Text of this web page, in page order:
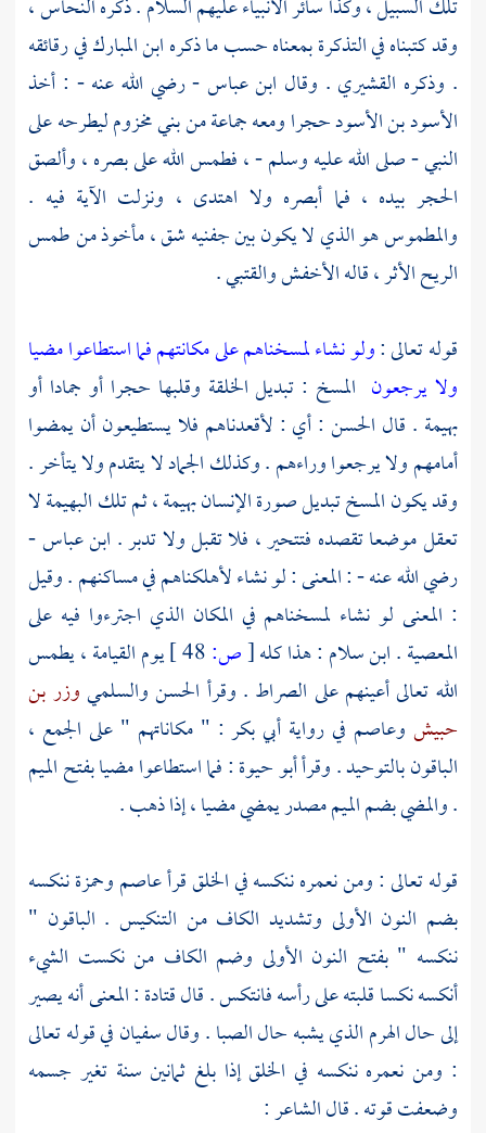
تلك السبيل ، وكذا سائر الأنبياء عليهم السلام . ذكرهالنحاس،
وقد كتبناه في التذكرة بمعناه حسب ما ذكرهابن المباركفي رقائقه
. وذكره القشيري . وقال ابن عباس- رضي الله عنه - : أخذ
الأسود بن الأسودحجرا ومعه جماعة منبني مخزومليطرحه على
النبي - صلى الله عليه وسلم - ، فطمس الله على بصره ، وألصق
الحجر بيده ، فما أبصره ولا اهتدى ، ونزلت الآية فيه .
والمطموس هو الذي لا يكون بين جفنيه شق ، مأخوذ من طمس
الريح الأثر ، قالهالأخفشوالقتبي.
قوله تعالى :ولو نشاء لمسخناهم على مكانتهم فما استطاعوا مضيا
ولا يرجعون المسخ : تبديل الخلقة وقلبها حجرا أو جمادا أو
بهيمة . قال الحسن : أي : لأقعدناهم فلا يستطيعون أن يمضوا
أمامهم ولا يرجعوا وراءهم . وكذلك الجماد لا يتقدم ولا يتأخر .
وقد يكون المسخ تبديل صورة الإنسان بهيمة ، ثم تلك البهيمة لا
تعقل موضعا تقصده فتتحير ، فلا تقبل ولا تدبر . ابن عباس-
رضي الله عنه - : المعنى : لو نشاء لأهلكناهم في مساكنهم . وقيل
: المعنى لو نشاء لمسخناهم في المكان الذي اجترءوا فيه على
المعصية .ابن سلام : هذا كله[ص:
يوم القيامة ، يطمس
الله تعالى أعينهم على الصراط . وقرأ الحسنوالسلميوزر بن
حبيش وعاصم في رواية أبي بكر : " مكاناتهم " على الجمع ،
الباقون بالتوحيد . وقرأأبو حيوة: فما استطاعوا مضيا بفتح الميم
. والمضي بضم الميم مصدر يمضي مضيا ، إذا ذهب .
قوله تعالى : ومن نعمره ننكسه في الخلق قرأعاصموحمزةننكسه
بضم النون الأولى وتشديد الكاف من التنكيس . الباقون "
ننكسه " بفتح النون الأولى وضم الكاف من نكست الشيء
أنكسه نكسا قلبته على رأسه فانتكس . قالقتادة: المعنى أنه يصير
إلى حال الهرم الذي يشبه حال الصبا . وقالسفيانفي قوله تعالى
: ومن نعمره ننكسه في الخلق إذا بلغ ثمانين سنة تغير جسمه
وضعفت قوته . قال الشاعر :